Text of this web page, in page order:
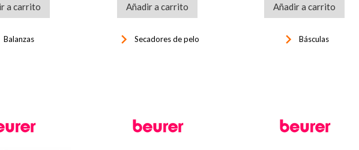
a carrito
Balanzas
Añadir a carrito
keyboard_arrow_right Secadores de pelo
Añadir a carrito
keyboard_arrow_right Básculas